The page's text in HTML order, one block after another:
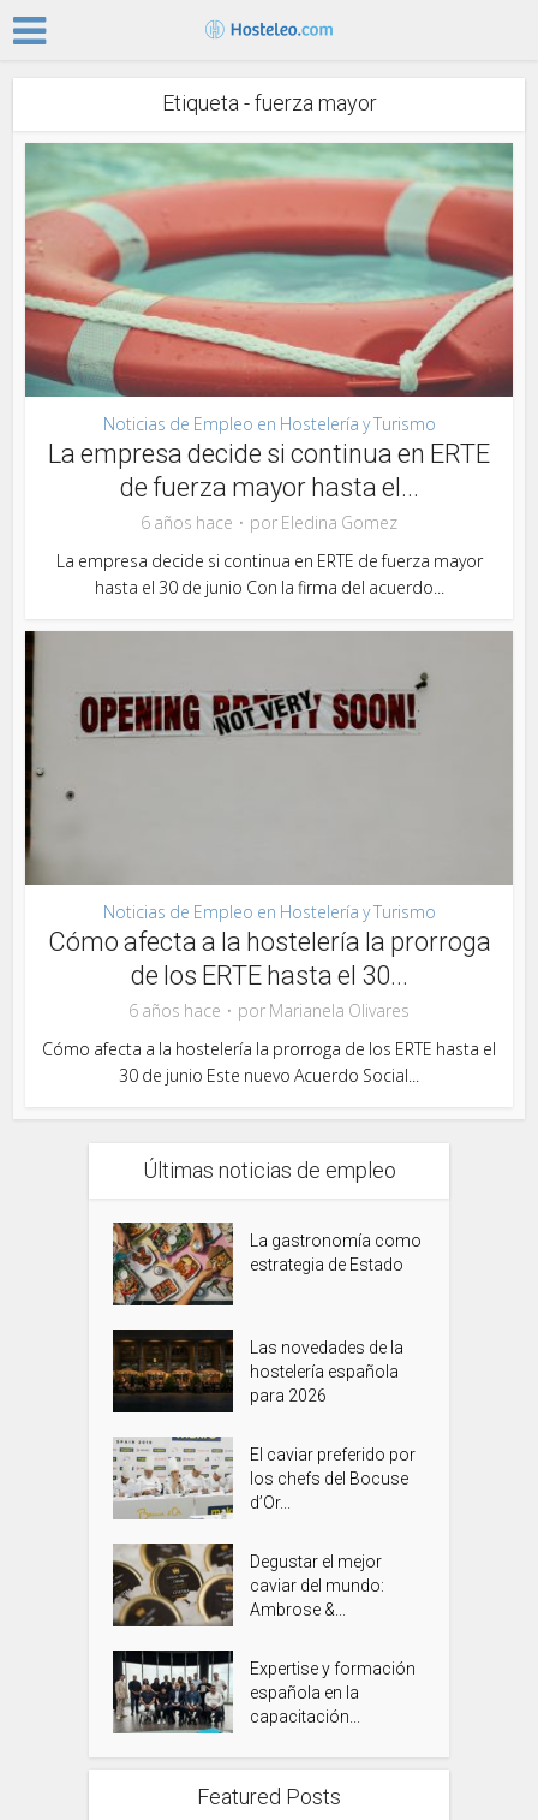
Etiqueta - fuerza mayor
Noticias de Empleo en Hostelería y Turismo
La empresa decide si continua en ERTE
de fuerza mayor hasta el...
6 años hace por Eledina Gomez
La empresa decide si continua en ERTE de fuerza mayor
hasta el 30 de junio Con la firma del acuerdo...
Noticias de Empleo en Hostelería y Turismo
Cómo afecta a la hostelería la prorroga
de los ERTE hasta el 30...
6 años hace por Marianela Olivares
Cómo afecta a la hostelería la prorroga de los ERTE hasta el
30 de junio Este nuevo Acuerdo Social...
Últimas noticias de empleo
La gastronomía como
estrategia de Estado
Las novedades de la
hostelería española
para 2026
El caviar preferido por
los chefs del Bocuse
d’Or...
Degustar el mejor
caviar del mundo:
Ambrose &...
Expertise y formación
española en la
capacitación...
Featured Posts